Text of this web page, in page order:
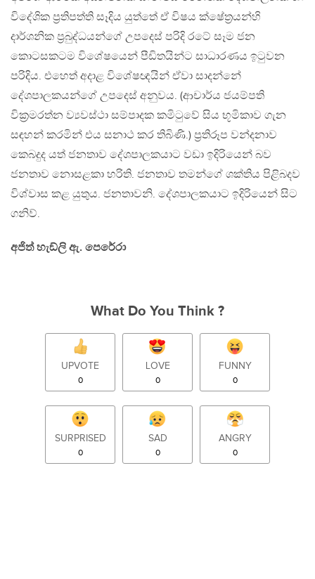
විදේශික ප‍්‍රතිපත්ති සෑදිය යුත්තේ ඒ විෂය ක්ෂේත‍්‍රයන්හි
දාර්ශනික ප‍්‍රබුද්ධයන්ගේ උපදෙස් පරිදි රටේ සෑම ජන
කොටසකටම විශේෂයෙන් පීඩිතයින්ට සාධාරණය ඉටුවන
පරිදිය. එහෙත් අදාළ විශේෂඥයින් ඒවා සාදන්නේ
දේශපාලකයන්ගේ උපදෙස් අනුවය. (ආචාර්ය ජයම්පති
වික‍්‍රමරත්න ව්‍යවස්ථා සම්පාදක කමිටුවේ සිය භූමිකාව ගැන
සඳහන් කරමින් එය සනාථ කර තිබිණි.) ප‍්‍රතිරූප වන්දනාව
කෙබදුද යත් ජනතාව දේශපාලකයාට වඩා ඉදිරියෙන් බව
ජනතාව නොසළකා හරිති. ජනතාව තමන්ගේ ශක්තිය පිළිබදව
විශ්වාස කළ යුතුය. ජනතාවනි. දේශපාලකයාට ඉදිරියෙන් සිට
ගනිව්.
අජිත් හැඞ්ලි ඇ. පෙරේරා
What Do You Think ?
UPVOTE
0
LOVE
0
FUNNY
0
SURPRISED
0
SAD
0
ANGRY
0